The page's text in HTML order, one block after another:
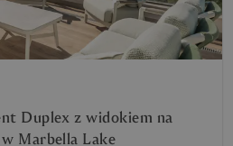
Duplex z widokiem na
Marbella Lake